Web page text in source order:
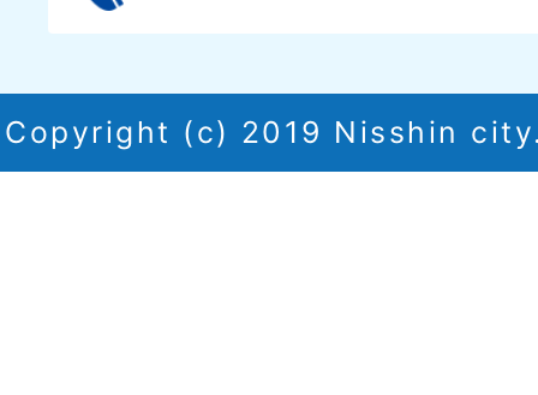
Copyright (c) 2019 Nisshin